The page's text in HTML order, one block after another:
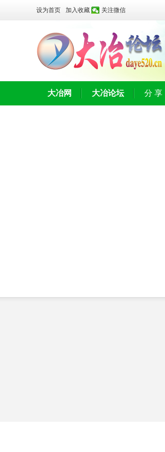
设为首页 加入收藏 关注微信
大冶网 大冶论坛 分 享